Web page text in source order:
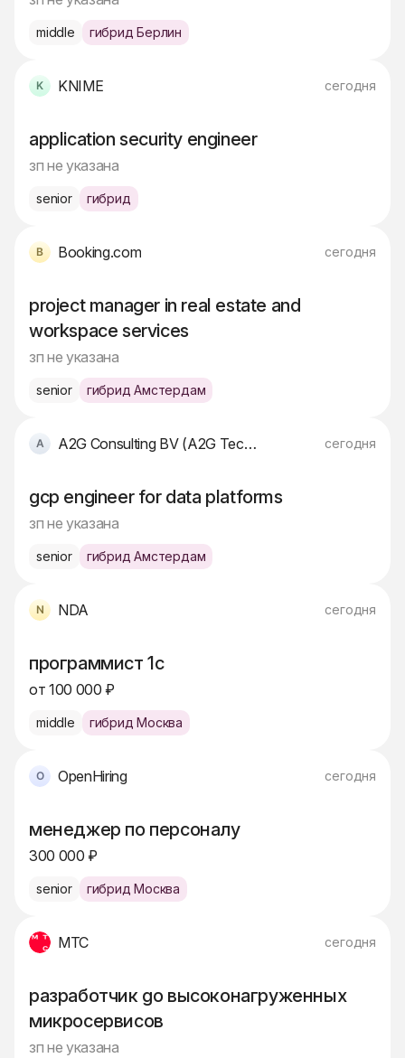
middle гибрид Берлин
KNIME сегодня
application security engineer
зп не указана
senior гибрид
Booking.com сегодня
project manager in real estate and
workspace services
зп не указана
senior гибрид Амстердам
A2G Consulting BV (A2G Technologies) сегодня
gcp engineer for data platforms
зп не указана
senior гибрид Амстердам
NDA сегодня
программист 1с
от 100 000 ₽
middle гибрид Москва
OpenHiring сегодня
менеджер по персоналу
300 000 ₽
senior гибрид Москва
МТС сегодня
разработчик go высоконагруженных
микросервисов
зп не указана